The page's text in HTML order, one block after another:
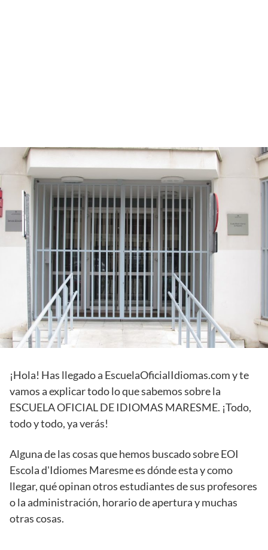
¡Hola! Has llegado a EscuelaOficialIdiomas.com y te
vamos a explicar todo lo que sabemos sobre la
ESCUELA OFICIAL DE IDIOMAS MARESME. ¡Todo,
todo y todo, ya verás!
Alguna de las cosas que hemos buscado sobre EOI
Escola d'Idiomes Maresme es dónde esta y como
llegar, qué opinan otros estudiantes de sus profesores
o la administración, horario de apertura y muchas
otras cosas.